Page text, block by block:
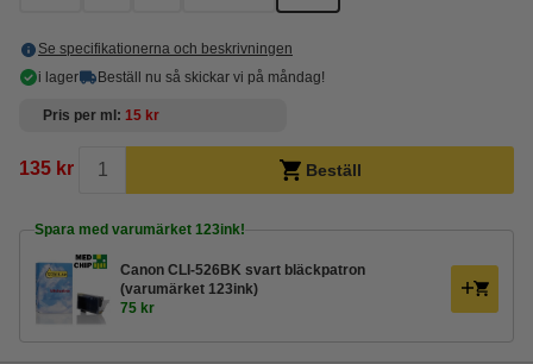
Se specifikationerna och beskrivningen
i lager
Beställ nu så skickar vi på måndag!
Pris per ml 15 kr
135 kr Beställ
Spara med varumärket 123ink!
Canon CLI-526BK svart bläckpatron
(varumärket 123ink)
75 kr